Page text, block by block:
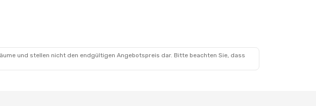
und stellen nicht den endgültigen Angebotspreis dar. Bitte beachten Sie, dass